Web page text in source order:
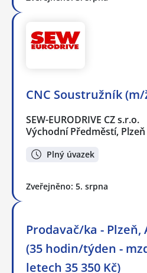
CNC Soustružník (m/
SEW-EURODRIVE CZ s.r.o.
Východní Předměstí, Plzeň
Plný úvazek
Zveřejněno: 5. srpna
Prodavač/ka - Plzeň,
(35 hodin/týden -
letech 35 350 Kč)